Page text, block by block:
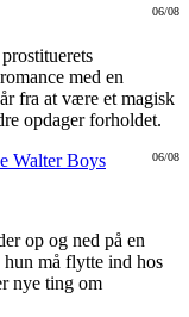
06/08
med en
fra at være et magisk
opdager forholdet.
06/08
Walter Boys
op og ned på en
hun må flytte ind hos
nye ting om